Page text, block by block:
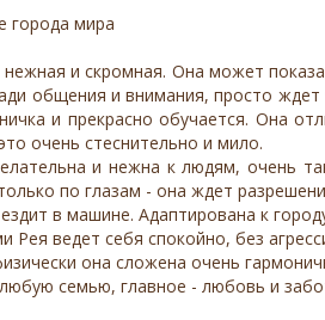
города мира
нежная и скромная. Она может
общения и внимания, просто
и прекрасно обучается. Она
очень стеснительно и мило.
и нежна к людям, очень
по глазам - она ждет
в машине. Адаптирована к
Рея ведет себя спокойно, без
она сложена очень
семью, главное - любовь и